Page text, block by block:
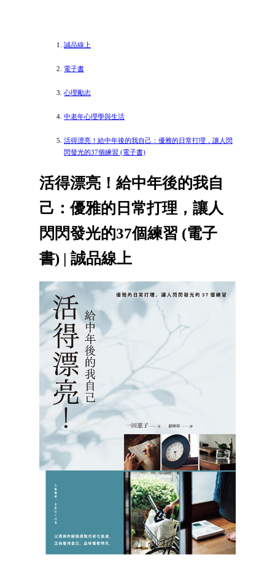
誠品線上
電子書
心理勵志
中老年心理學與生活
活得漂亮！給中年後的我自己：優雅的日常打理，讓人閃
閃發光的37個練習 (電子書)
活得漂亮！給中年後的我自
己：優雅的日常打理，讓人
閃閃發光的37個練習 (電子
書) | 誠品線上